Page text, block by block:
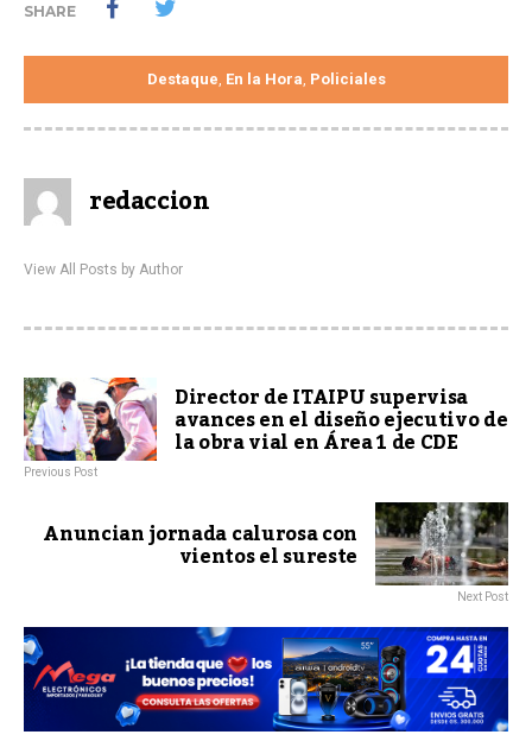
SHARE
Destaque, En la Hora, Policiales
redaccion
View All Posts by Author
Director de ITAIPU supervisa
avances en el diseño ejecutivo de
la obra vial en Área 1 de CDE
Previous Post
Anuncian jornada calurosa con
vientos el sureste
Next Post